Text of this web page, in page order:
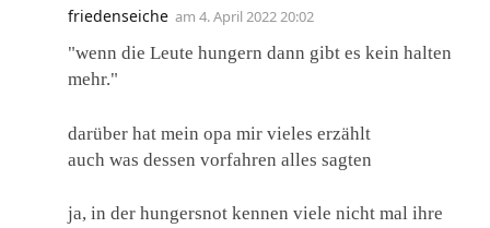
friedenseiche am 4. April 2022 20:02
"wenn die Leute hungern dann gibt es kein halten
mehr."
darüber hat mein opa mir vieles erzählt
auch was dessen vorfahren alles sagten
ja, in der hungersnot kennen viele nicht mal ihre